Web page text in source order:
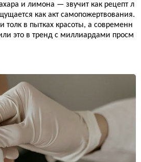
и лимона — звучит как рецепт л
как акт самопожертвования.
толк в пытках красоты, а современн
это в тренд с миллиардами просм